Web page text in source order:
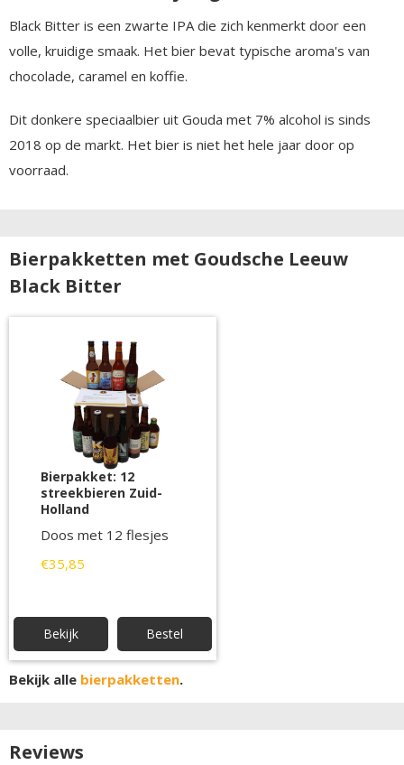
Black Bitter is een zwarte IPA die zich kenmerkt door een
volle, kruidige smaak. Het bier bevat typische aroma's van
chocolade, caramel en koffie.
Dit donkere speciaalbier uit Gouda met 7% alcohol is sinds
2018 op de markt. Het bier is niet het hele jaar door op
voorraad.
Bierpakketten met Goudsche Leeuw
Black Bitter
Bierpakket: 12
streekbieren Zuid-
Holland
Doos met 12 flesjes
€35,85
Bekijk Bestel
Bekijk alle bierpakketten.
Reviews